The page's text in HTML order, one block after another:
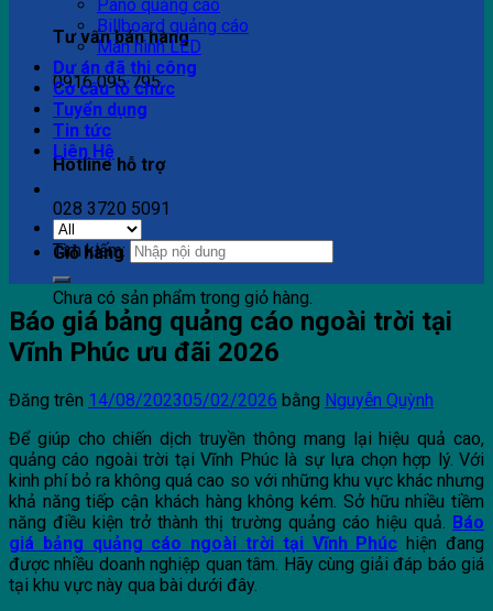
Tư vấn bán hàng
0916 095 795
Hotline hỗ trợ
028 3720 5091
Giỏ hàng
Chưa có sản phẩm trong giỏ hàng.
Pano quảng cáo
Billboard quảng cáo
Màn hình LED
Dự án đã thi công
Cơ cấu tổ chức
Tuyển dụng
Tin tức
Liên Hệ
Tìm kiếm:
Báo giá bảng quảng cáo ngoài trời tại
Vĩnh Phúc ưu đãi 2026
Đăng trên 14/08/202305/02/2026 bằng Nguyễn Quỳnh
Để giúp cho chiến dịch truyền thông mang lại hiệu quả cao,
quảng cáo ngoài trời tại Vĩnh Phúc là sự lựa chọn hợp lý. Với
kinh phí bỏ ra không quá cao so với những khu vực khác nhưng
khả năng tiếp cận khách hàng không kém. Sở hữu nhiều tiềm
năng điều kiện trở thành thị trường quảng cáo hiệu quả. Báo
giá bảng quảng cáo ngoài trời tại Vĩnh Phúc hiện đang
được nhiều doanh nghiệp quan tâm. Hãy cùng giải đáp báo giá
tại khu vực này qua bài dưới đây.